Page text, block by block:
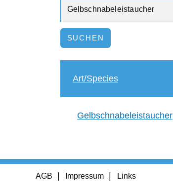
Art/Species
Gelbschnabeleistaucher
Footer
AGB Impressum Links